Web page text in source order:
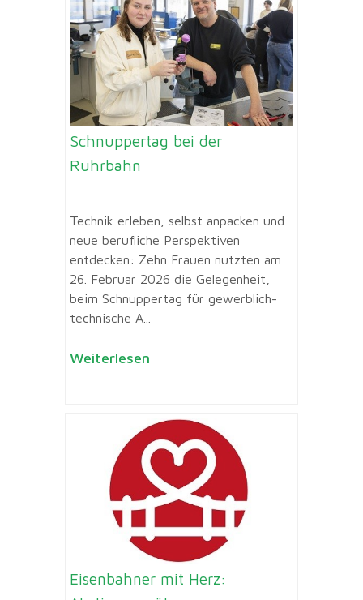
Schnuppertag bei der
Ruhrbahn
Technik erleben, selbst anpacken und
neue berufliche Perspektiven
entdecken: Zehn Frauen nutzten am
26. Februar 2026 die Gelegenheit,
beim Schnuppertag für gewerblich-
technische A...
Weiterlesen
Eisenbahner mit Herz: